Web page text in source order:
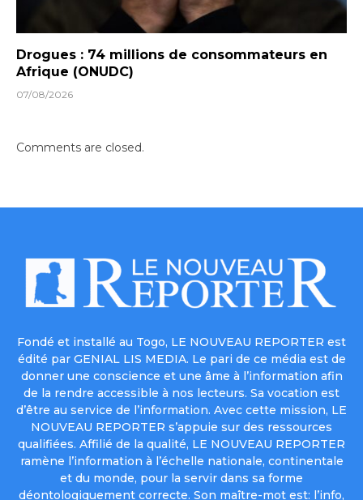
Drogues : 74 millions de consommateurs en
Afrique (ONUDC)
07/08/2026
Comments are closed.
Fondé et installé au Togo, LE NOUVEAU REPORTER est
édité par GENIAL LIS MEDIA. Le pari de ce média est de
donner une conscience et une âme à l’information afin
de la rendre accessible à nos lecteurs. Sa vocation est
d’être au service de l’information. Avec cette mission, LE
NOUVEAU REPORTER s’appuie sur des ressources
qualifiées. Affilié de la qualité, LE NOUVEAU REPORTER
ramène l’information à l’échelle nationale, continentale
et du monde, pour la servir dans sa forme
déontologiquement correcte. Son maître-mot est: l’info,